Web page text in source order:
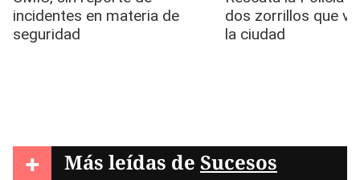
+ Más leídas de Sucesos